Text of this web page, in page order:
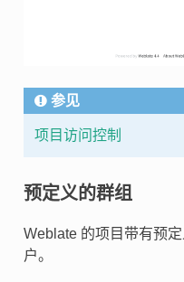
参见
项目访问控制
预定义的群组
Weblate 的项目带有预
户。